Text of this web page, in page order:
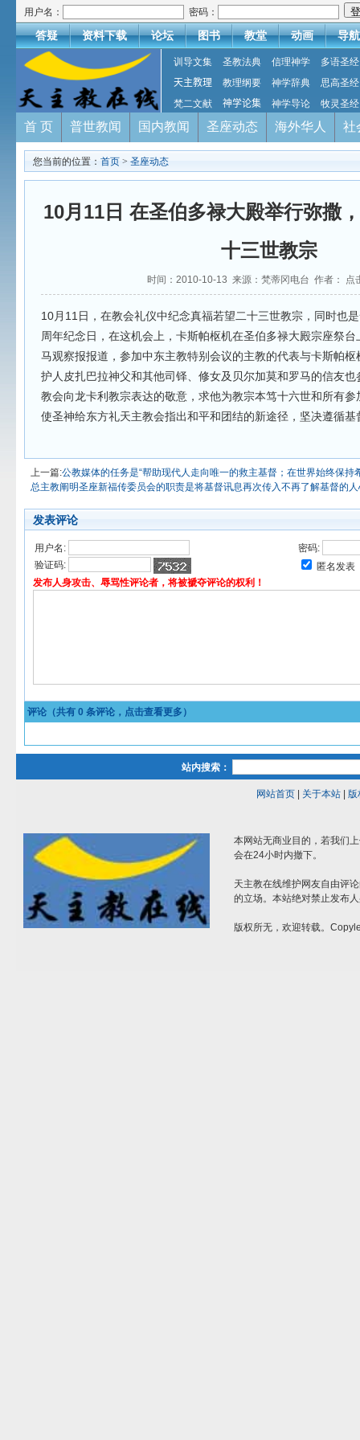
用户名： 密码：
答疑 资料下载 论坛 图书 教堂 动画 导航
训导文集 圣教法典 信理神学
多语圣经
天主教理
教理纲要 神学辞典
思高圣经
梵二文献
神学论集 神学导论 牧灵圣经
首 页 普世教闻 国内教闻 圣座动态 海外华人 社
您当前的位置： 首页 > 圣座动态
10月11日 在圣伯多禄大殿举行弥撒
十三世教宗
时间：2010-10-13 来源：梵蒂冈电台 作者： 点
10月11日，在教会礼仪中纪念真福若望二十三世教宗，同时也
周年纪念日，在这机会上，卡斯帕枢机在圣伯多禄大殿宗座祭
马观察报报道，参加中东主教特别会议的主教的代表与卡斯帕
护人皮扎巴拉神父和其他司铎、修女及贝尔加莫和罗马的信友
教会向龙卡利教宗表达的敬意，求他为教宗本笃十六世和所有
使圣神给东方礼天主教会指出和平和团结的新途径，坚决遵循基
上一篇:公教媒体的任务是“帮助现代人走向唯一的救主基督；在世界始终保持
总主教阐明圣座新福传委员会的职责是将基督讯息再次传入不再了解基督的
发表评论
用户名:
密码:
验证码:
匿名发表
发布人身攻击、辱骂性评论者，将被褫夺评论的权利！
评论（共有 0 条评论，点击查看更多）
站内搜索：
网站首页| 关于本站| 版
本网站无商业目的，若我们
会在24小时内撤下。
天主教在线维护网友自由评
的立场。本站绝对禁止发布
版权所无，欢迎转载。